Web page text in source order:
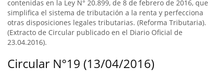
contenidas en la Ley N° 20.899, de 8 de febrero de 2016, que
simplifica el sistema de tributación a la renta y perfecciona
otras disposiciones legales tributarias. (Reforma Tributaria).
(Extracto de Circular publicado en el Diario Oficial de
23.04.2016).
Circular N°19 (13/04/2016)